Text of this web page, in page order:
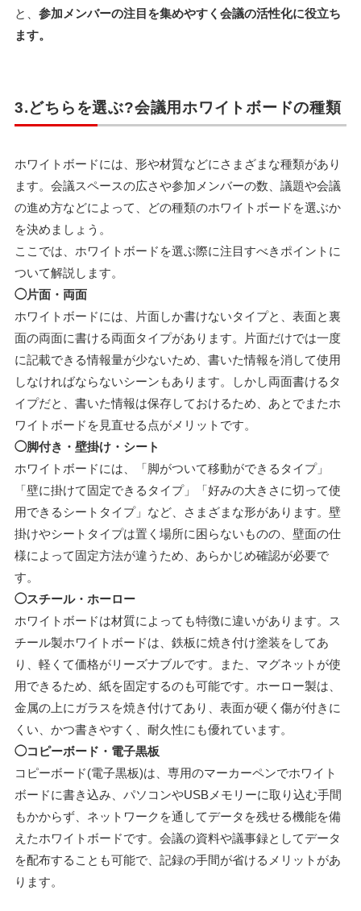
と、 参加メンバーの注目を集めやすく会議の活性化に役立ち
ます。
3.どちらを選ぶ?会議用ホワイトボードの種類
ホワイトボードには、形や材質などにさまざまな種類があり
ます。会議スペースの広さや参加メンバーの数、議題や会議
の進め方などによって、どの種類のホワイトボードを選ぶか
を決めましょう。
ここでは、ホワイトボードを選ぶ際に注目すべきポイントに
ついて解説します。
◯片面・両面
ホワイトボードには、片面しか書けないタイプと、表面と裏
面の両面に書ける両面タイプがあります。片面だけでは一度
に記載できる情報量が少ないため、書いた情報を消して使用
しなければならないシーンもあります。しかし両面書けるタ
イプだと、書いた情報は保存しておけるため、あとでまたホ
ワイトボードを見直せる点がメリットです。
◯脚付き・壁掛け・シート
ホワイトボードには、「脚がついて移動ができるタイプ」
「壁に掛けて固定できるタイプ」「好みの大きさに切って使
用できるシートタイプ」など、さまざまな形があります。壁
掛けやシートタイプは置く場所に困らないものの、壁面の仕
様によって固定方法が違うため、あらかじめ確認が必要で
す。
◯スチール・ホーロー
ホワイトボードは材質によっても特徴に違いがあります。ス
チール製ホワイトボードは、鉄板に焼き付け塗装をしてあ
り、軽くて価格がリーズナブルです。また、マグネットが使
用できるため、紙を固定するのも可能です。ホーロー製は、
金属の上にガラスを焼き付けてあり、表面が硬く傷が付きに
くい、かつ書きやすく、耐久性にも優れています。
◯コピーボード・電子黒板
コピーボード(電子黒板)は、専用のマーカーペンでホワイト
ボードに書き込み、パソコンやUSBメモリーに取り込む手間
もかからず、ネットワークを通してデータを残せる機能を備
えたホワイトボードです。会議の資料や議事録としてデータ
を配布することも可能で、記録の手間が省けるメリットがあ
ります。